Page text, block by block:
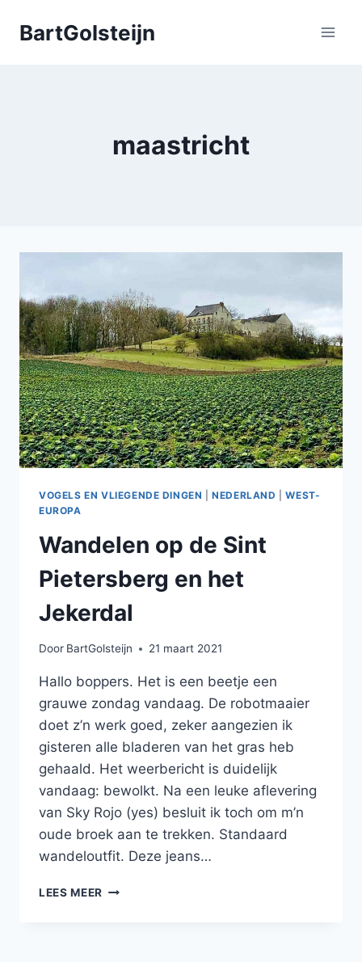
naarBartGolsteijn
maastricht
VOGELS EN VLIEGENDE DINGEN |NEDERLAND |WEST-
EUROPA
Wandelen op de Sint
Pietersberg en het
Jekerdal
Door BartGolsteijn 21 maart 2021
Hallo boppers. Het is een beetje een
grauwe zondag vandaag. De robotmaaier
doet z’n werk goed, zeker aangezien ik
gisteren alle bladeren van het gras heb
gehaald. Het weerbericht is duidelijk
vandaag: bewolkt. Na een leuke aflevering
van Sky Rojo (yes) besluit ik toch om m’n
oude broek aan te trekken. Standaard
wandeloutfit. Deze jeans…
LEES MEER WANDELEN